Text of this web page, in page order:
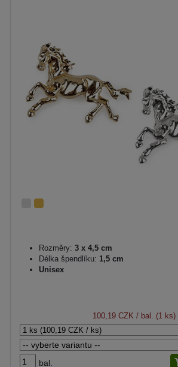
Rozměry: 3 x 4,5 cm
Délka špendlíku: 1,5 cm
Unisex
100,19 CZK / bal. (1 ks)
bal.